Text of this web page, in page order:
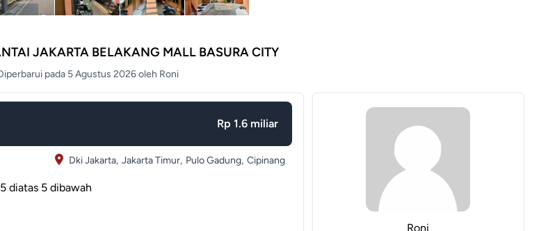
JAKARTA BELAKANG MALL BASURA CITY
pada 5 Agustus 2026 oleh Roni
Rp 1.6 miliar
Dki Jakarta, Jakarta Timur, Pulo Gadung, Cipinang
diatas 5 dibawah
Roni